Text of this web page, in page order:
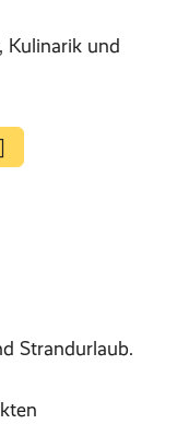
Kulinarik und
Strandurlaub.